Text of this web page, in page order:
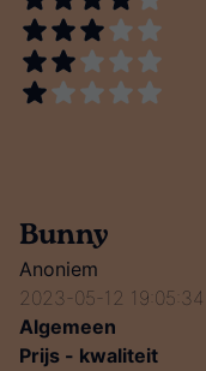
Bunny
Anoniem
2023-05-12 19:05:34
Algemeen
Prijs - kwaliteit